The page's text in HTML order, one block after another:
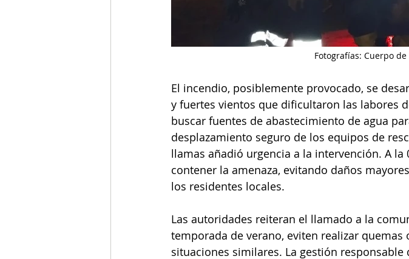
Fotografías: Cuerpo
El incendio, posiblemente provocado, se
y fuertes vientos que dificultaron las labores
buscar fuentes de abastecimiento de agua
desplazamiento seguro de los equipos de
llamas añadió urgencia a la intervención. A la
contener la amenaza, evitando daños
los residentes locales.
Las autoridades reiteran el llamado a la
temporada de verano, eviten realizar
situaciones similares. La gestión